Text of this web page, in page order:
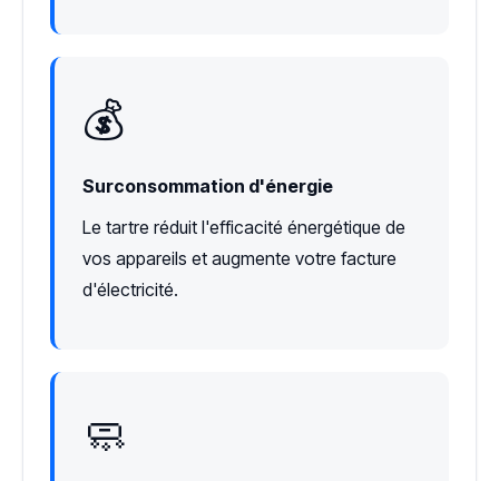
💰
Surconsommation d'énergie
Le tartre réduit l'efficacité énergétique de
vos appareils et augmente votre facture
d'électricité.
🧼